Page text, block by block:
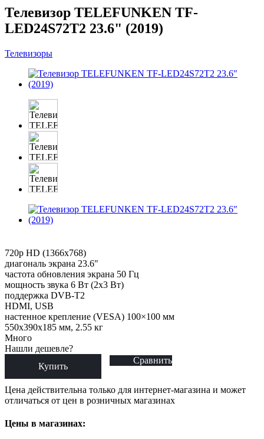
Телевизор TELEFUNKEN TF-
LED24S72T2 23.6" (2019)
Телевизоры
720p HD (1366x768)
диагональ экрана 23.6"
частота обновления экрана 50 Гц
мощность звука 6 Вт (2х3 Вт)
поддержка DVB-T2
HDMI, USB
настенное крепление (VESA) 100×100 мм
550x390x185 мм, 2.55 кг
Много
Нашли дешевле?
Купить
Сравнить
Цена действительна только для интернет-магазина и может
отличаться от цен в розничных магазинах
Цены в магазинах: